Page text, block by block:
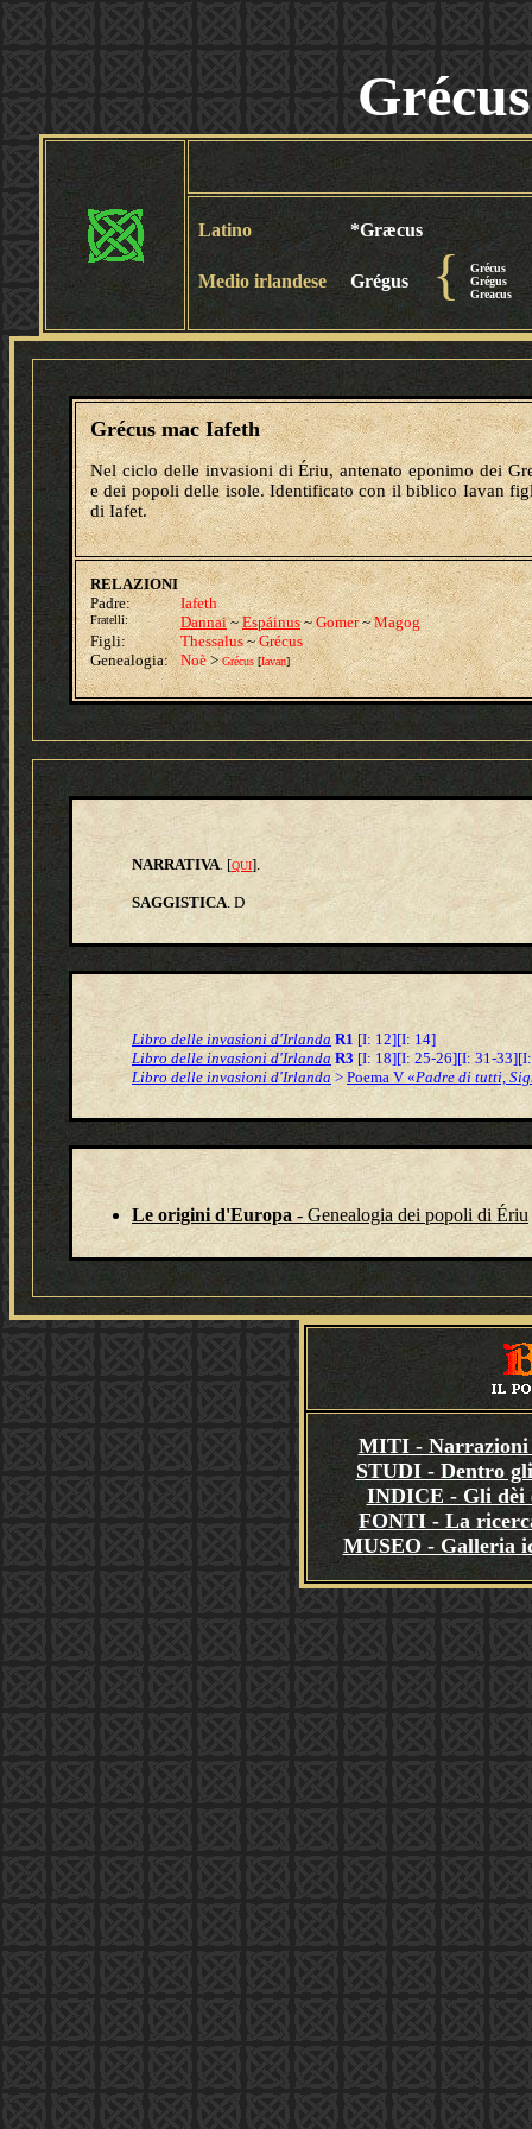
Latino *Græcus
{
Medio irlandese Grégus
Grécus
Grégus
Greacus
Grécus mac Iafeth
Nel ciclo delle invasioni di Ériu, antenato eponimo dei
e dei popoli delle isole. Identificato con il biblico Iavan
di Iafet.
RELAZIONI
Padre:
Iafeth
Fratelli: Dannai ~Espáinus ~Gomer~Magog
Figli:
Thessalus~Grécus
Genealogia:
Noè>Grécus[Iavan]
NARRATIVA [QUI].
SAGGISTICA. D
Libro delle invasioni d'Irlanda R1 [I: 12][I: 14]
Libro delle invasioni d'Irlanda R3 [I: 18][I: 25-26][I: 31-
Libro delle invasioni d'Irlanda > Poema V «Padre di tutti,
Le origini d'Europa - Genealogia dei popoli di Ériu
MITI - Narrazioni
STUDI - Dentro
INDICE - Gli dèi
FONTI - La
MUSEO - Galleria